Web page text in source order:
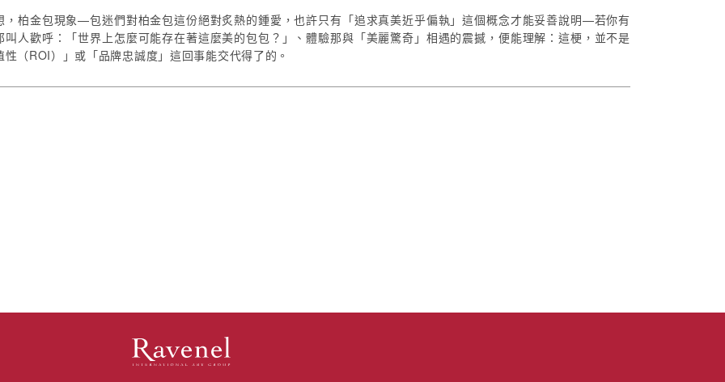
，柏金包現象—包迷們對柏金包這份絕對炙熱的鍾愛，也許只有「追求真美近乎偏執」這個概念才能妥善說明—若你有
叫人歡呼：「世界上怎麼可能存在著這麼美的包包？」、體驗那與「美麗驚奇」相遇的震撼，便能理解：這梗，並不是
性（ROI）」或「品牌忠誠度」這回事能交代得了的。